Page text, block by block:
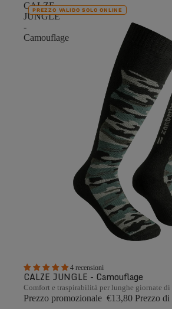
CALZE
JUNGLE
-
Camouflage
4 recensioni
PREZZO VALIDO SOLO ONLINE
CALZE JUNGLE - Camouflage
Comfort e traspirabilità per lunghe giornate di
Prezzo promozionale €13,80 Prezzo